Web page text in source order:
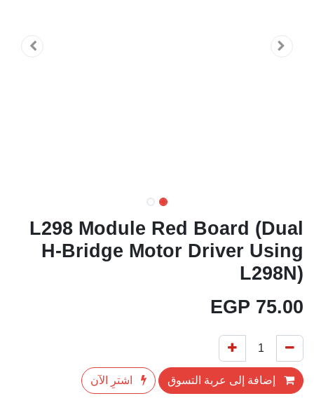
L298 Module Red Board (Dual
H-Bridge Motor Driver Using
L298N)
75.00
EGP
إضافة إلى عربة التسوق اشترِ الآن